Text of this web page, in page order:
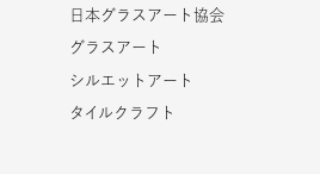
日本グラスアート協会
グラスアート
シルエットアート
タイルクラフト